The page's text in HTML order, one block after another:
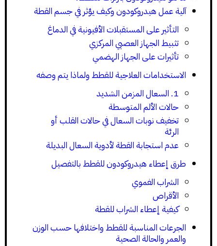
آلية عمل هيدروكودون وكيف يؤثر في جسم القطة
التأثير على المستقبلات الأفيونية في الدماغ
تثبيط الجهاز العصبي المركزي
تأثيرات على الجهاز الهضمي
الاستخدامات العلاجية للقطط ولماذا يتم وصفه
1. السعال المزمن الشديد
حالات الألم المتوسطة
تخفيف نوبات السعال في حالات القلب أو
الرئة
عدم استجابة القطة لأدوية السعال البديلة
طرق إعطاء هيدروكودون للقطط بالتفصيل
الشراب الفموي
الأقراص
كيفية إعطاء الشراب للقطة
الجرعات المناسبة للقطط واختلافها حسب الوزن
والعمر والحالة الصحية